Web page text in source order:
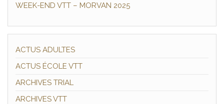
WEEK-END VTT – MORVAN 2025
ACTUS ADULTES
ACTUS ÉCOLE VTT
ARCHIVES TRIAL
ARCHIVES VTT